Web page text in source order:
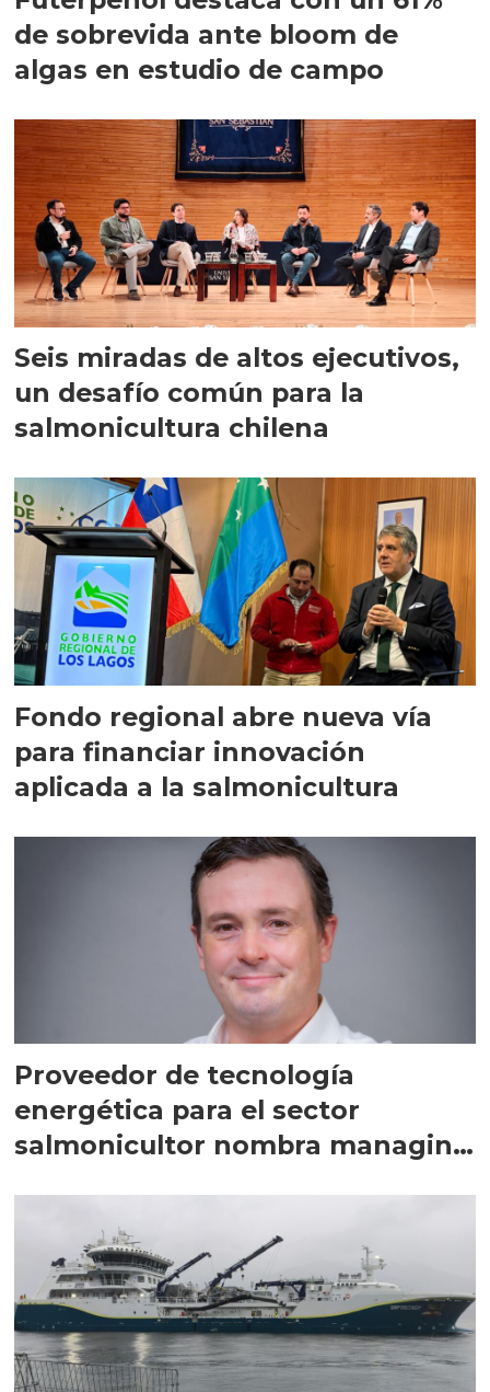
de sobrevida ante bloom de
algas en estudio de campo
Seis miradas de altos ejecutivos,
un desafío común para la
salmonicultura chilena
Fondo regional abre nueva vía
para financiar innovación
aplicada a la salmonicultura
Proveedor de tecnología
energética para el sector
salmonicultor nombra managing